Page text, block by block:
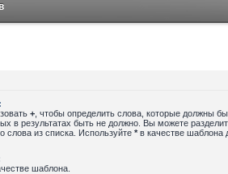
+ , чтобы определить слова, которые должны
в результатах быть не должно. Вы можете
слова из списка. Используйте* в качестве шаблона
шаблона.